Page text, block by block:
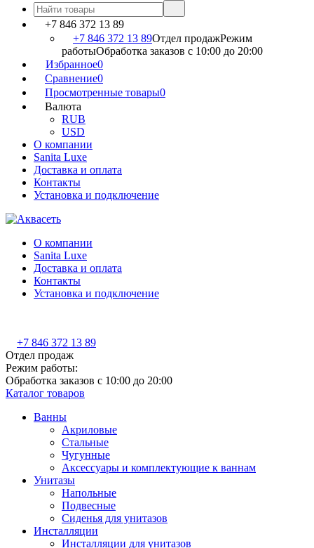
+7 846 372 13 89
+7 846 372 13 89Отдел продажРежим
работыОбработка заказов с 10:00 до 20:00
Избранное0
Сравнение0
Просмотренные товары0
Валюта
RUB
USD
О компании
Sanita Luxe
Доставка и оплата
Контакты
Установка и подключение
О компании
Sanita Luxe
Доставка и оплата
Контакты
Установка и подключение
+7 846 372 13 89
Отдел продаж
Режим работы:
Обработка заказов с 10:00 до 20:00
Каталог товаров
Ванны
Акриловые
Стальные
Чугунные
Аксессуары и комплектующие к ваннам
Унитазы
Напольные
Подвесные
Сиденья для унитазов
Инсталляции
Инсталляции для унитазов